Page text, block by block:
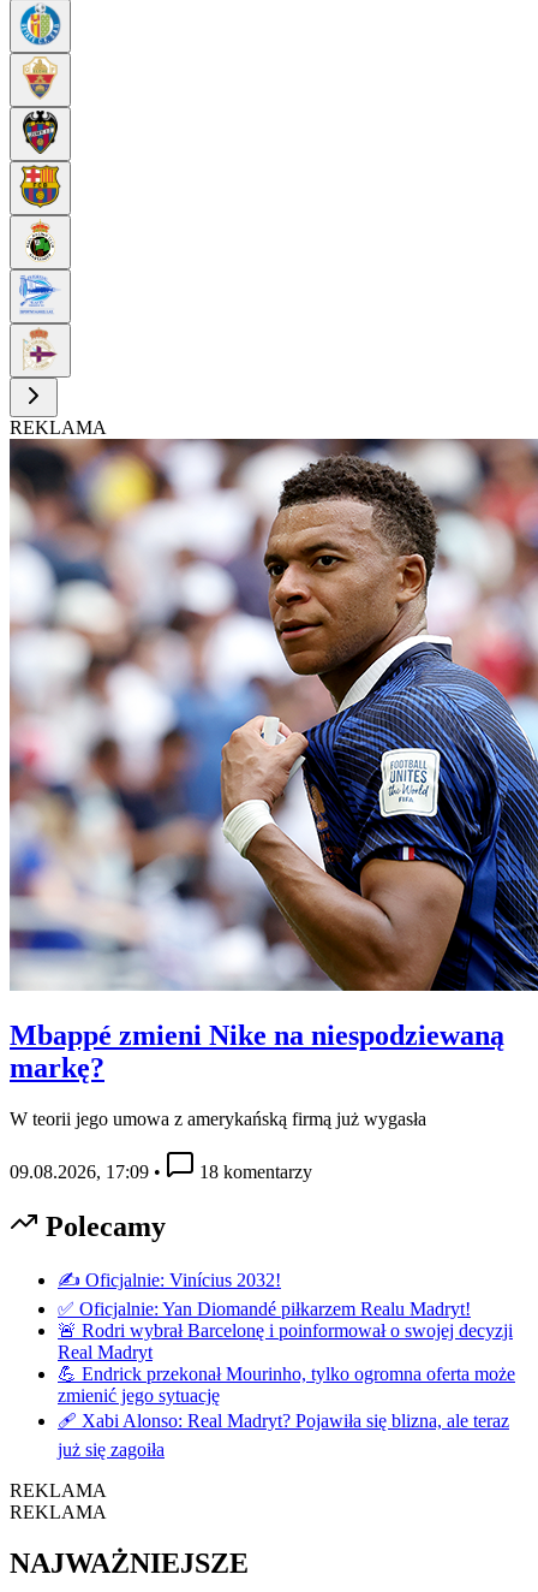
REKLAMA
Mbappé zmieni Nike na niespodziewaną
markę?
W teorii jego umowa z amerykańską firmą już wygasła
09.08.2026, 17:09 • 18 komentarzy
Polecamy
✍️ Oficjalnie: Vinícius 2032!
✅ Oficjalnie: Yan Diomandé piłkarzem Realu Madryt!
🚨 Rodri wybrał Barcelonę i poinformował o swojej decyzji
Real Madryt
💪 Endrick przekonał Mourinho, tylko ogromna oferta może
zmienić jego sytuację
🩹 Xabi Alonso: Real Madryt? Pojawiła się blizna, ale teraz
już się zagoiła
REKLAMA
REKLAMA
NAJWAŻNIEJSZE